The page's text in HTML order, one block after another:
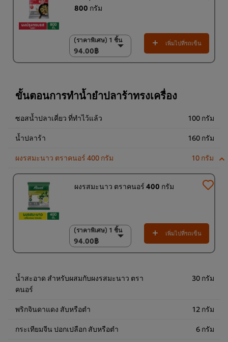
800 กรัม
(ราคาพิเศษ) 1 ชิ้น
94.00฿
(ราคาพิเศษ) 1 ชิ้น
94.00฿
(ราคาพิเศษ) แพ็ค 10
เพิ่มไปที่รถเข็น
ขั้นตอนการทำน้ำยำปลาร้าทรงเครื่อง
ซอสน้ำปลาเคี่ยว ที่ทำไว้แล้ว 100 กรัม
น้ำปลาร้า 160 กรัม
ผงรสมะนาว ตราคนอร์ 400 กรัม 10 กรัม
ผงรสมะนาว ตราคนอร์ 400 กรัม
(ราคาพิเศษ) 1 ชิ้น
94.00฿
(ราคาพิเศษ) 1 ชิ้น
94.00฿
(ราคาพิเศษ) แพ็ค 15
1,350.00฿
เพิ่มไปที่รถเข็น
น้ำสะอาด สำหรับผสมกับผงรสมะนาว ตรา
คนอร์
30 กรัม
พริกจินดาแดง สับหรือตำ 12 กรัม
กระเทียมจีน ปอกเปลือก สับหรือตำ 6 กรัม